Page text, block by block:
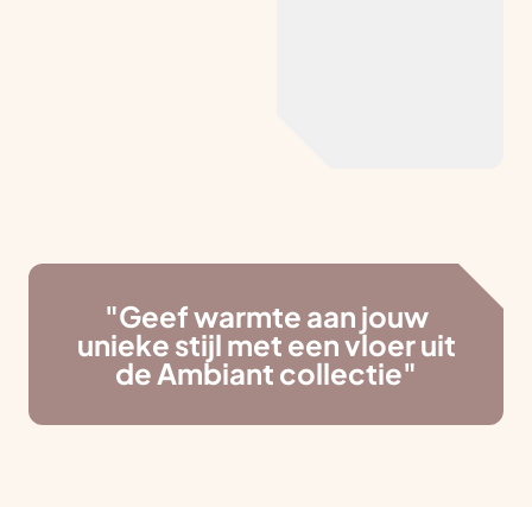
"Geef warmte aan jouw
unieke stijl met een vloer uit
de Ambiant collectie"